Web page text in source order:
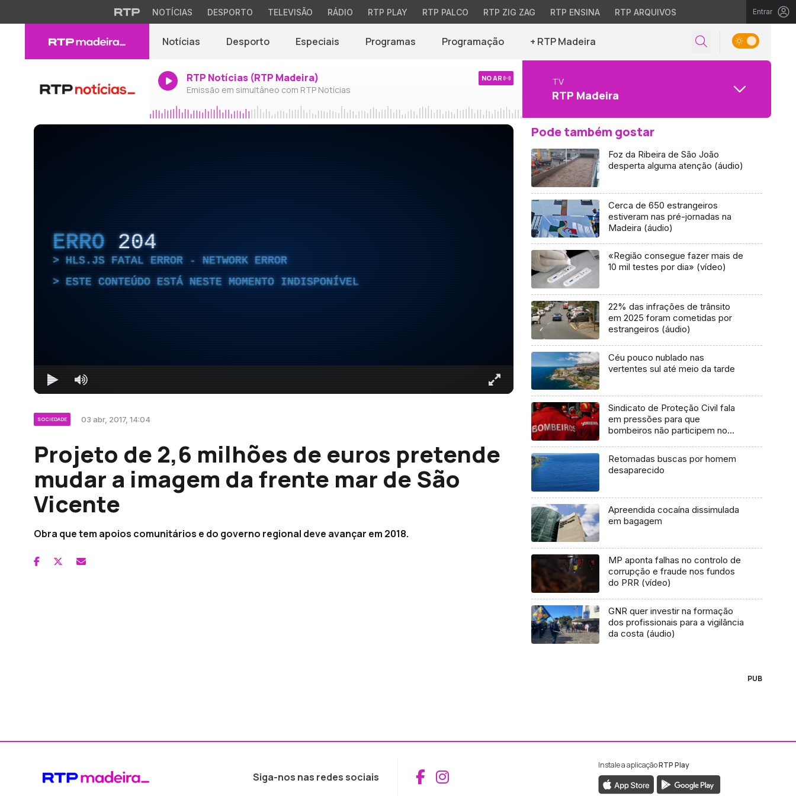
NOTÍCIAS DESPORTO TELEVISÃO RÁDIO RTP PLAY RTP PALCO RTP ZIG ZAG RTP ENSINA RTP ARQUIVOS Entrar
Notícias Desporto Especiais Programas Programação + RTP Madeira
RTP Notícias (RTP Madeira)
Emissão em simultâneo com RTP Notícias
NO AR TV
RTP Madeira
ERRO 204
HLS.JS FATAL ERROR - NETWORK ERROR
ESTE CONTEÚDO ESTÁ NESTE MOMENTO INDISPONÍVEL
SOCIEDADE 03 abr, 2017, 14:04
Projeto de 2,6 milhões de euros pretende
mudar a imagem da frente mar de São
Vicente
Obra que tem apoios comunitários e do governo regional deve avançar em 2018.
Pode também gostar
Foz da Ribeira de São João
desperta alguma atenção (áudio)
Cerca de 650 estrangeiros
estiveram nas pré-jornadas na
Madeira (áudio)
«Região consegue fazer mais de
10 mil testes por dia» (vídeo)
22% das infrações de trânsito
em 2025 foram cometidas por
estrangeiros (áudio)
Céu pouco nublado nas
vertentes sul até meio da tarde
Sindicato de Proteção Civil fala
em pressões para que
bombeiros não participem no
Retomadas buscas por homem
desaparecido
Apreendida cocaína dissimulada
em bagagem
MP aponta falhas no controlo de
corrupção e fraude nos fundos
do PRR (vídeo)
GNR quer investir na formação
dos profissionais para a vigilância
da costa (áudio)
PUB
Siga-nos nas redes sociais Aceder ao Facebook da RTP Madeira
Aceder ao Instagram da RTP Madeira
Instale a aplicaçãoRTP Play